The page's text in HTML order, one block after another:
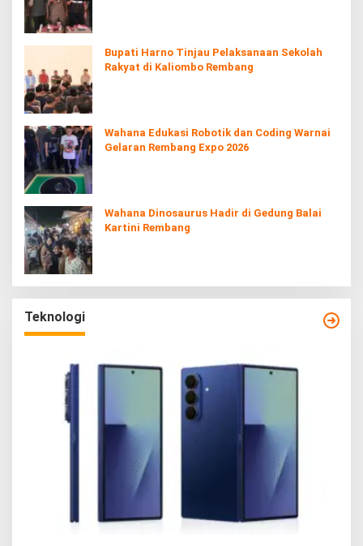
Bupati Harno Tinjau Pelaksanaan Sekolah
Rakyat di Kaliombo Rembang
Wahana Edukasi Robotik dan Coding Warnai
Gelaran Rembang Expo 2026
Wahana Dinosaurus Hadir di Gedung Balai
Kartini Rembang
Teknologi